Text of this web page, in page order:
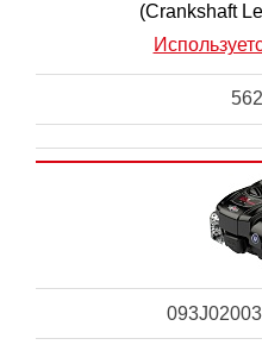
(Crankshaft